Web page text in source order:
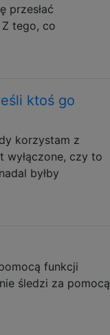
przesłać
tego, co
ktoś go
korzystam z
czy to
byłby
funkcji
śledzi za pomocą